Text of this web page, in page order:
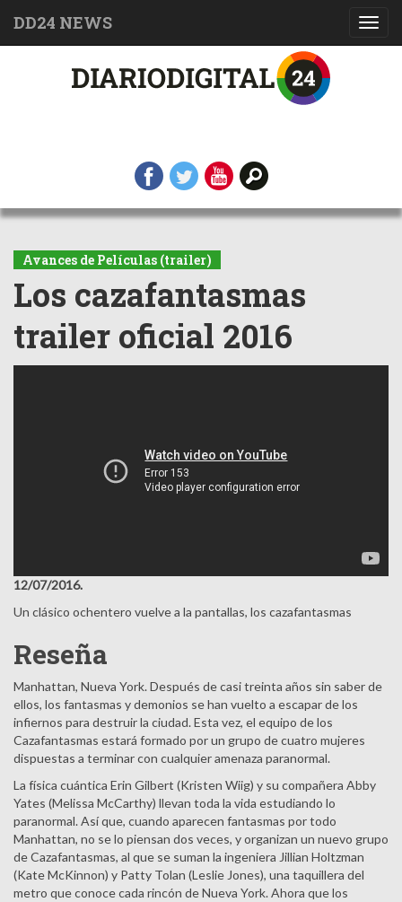
DD24 NEWS
Avances de Películas (trailer)
Los cazafantasmas
trailer oficial 2016
12/07/2016.
Un clásico ochentero vuelve a la pantallas, los cazafantasmas
Reseña
Manhattan, Nueva York. Después de casi treinta años sin saber de
ellos, los fantasmas y demonios se han vuelto a escapar de los
infiernos para destruir la ciudad. Esta vez, el equipo de los
Cazafantasmas estará formado por un grupo de cuatro mujeres
dispuestas a terminar con cualquier amenaza paranormal.
La física cuántica Erin Gilbert (Kristen Wiig) y su compañera Abby
Yates (Melissa McCarthy) llevan toda la vida estudiando lo
paranormal. Así que, cuando aparecen fantasmas por todo
Manhattan, no se lo piensan dos veces, y organizan un nuevo grupo
de Cazafantasmas, al que se suman la ingeniera Jillian Holtzman
(Kate McKinnon) y Patty Tolan (Leslie Jones), una taquillera del
metro que conoce cada rincón de Nueva York. Ahora que los